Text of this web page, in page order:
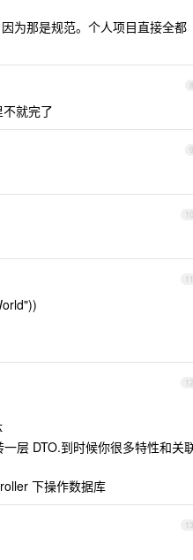
为那是规范。个人项目直接全都
8
就完了
9
10
11
12
层 DTO.到时候你很多特性和关
下操作数据库
13